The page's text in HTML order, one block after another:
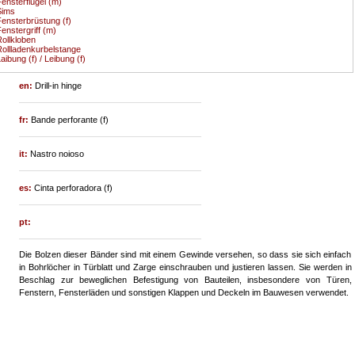
(f)
(m)
(f) / Leibung (f)
en:Drill-in hinge
fr:Bande perforante (f)
it:Nastro noioso
es:Cinta perforadora (f)
pt:
Die Bolzen dieser Bänder sind mit einem Gewinde versehen, so dass sie sich einfach
in Bohrlöcher in Türblatt und Zarge einschrauben und justieren lassen. Sie werden in
Beschlag zur beweglichen Befestigung von Bauteilen, insbesondere von Türen,
Fenstern, Fensterläden und sonstigen Klappen und Deckeln im Bauwesen verwendet.